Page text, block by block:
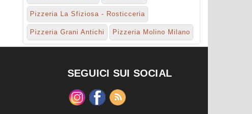
Pizzeria La Sfiziosa - Rosticceria
Pizzeria Grani Antichi Pizzeria Molino Milano
SEGUICI SUI SOCIAL